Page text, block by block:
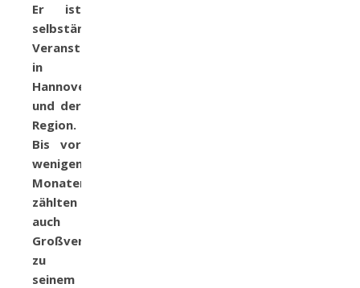
Er ist
selbständiger
Veranstaltungstechniker
in
Hannover
und der
Region.
Bis vor
wenigen
Monaten
zählten
auch
Großveranstaltung
zu
seinem